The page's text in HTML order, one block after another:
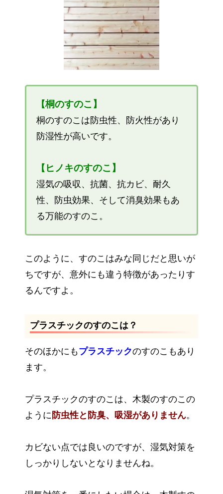
【桐のすのこ】
桐のすのこは防虫性、防火性があり
防湿性が高いです。
【 ヒノキのすのこ】
湿気の吸収、抗菌、抗カビ、耐久
性、防虫効果、そして消臭効果もあ
る万能のすのこ。
このように、すのこはみな同じだと思いが
ちですが、意外にも違う特徴があったりす
るんですよ。
プラスチックのすのこは？
そのほかにもプラスチックのすのこもあり
ます。
プラスチックのすのこは、木製のすのこの
ように 防虫性と防臭、吸湿がありません。
カビない点では良いのですが、湿気対策を
しっかりしないとなりませんね。